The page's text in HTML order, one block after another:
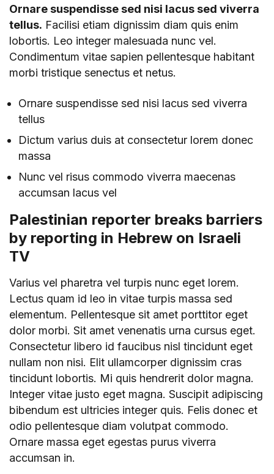
Ornare suspendisse sed nisi lacus sed viverra
tellus. Facilisi etiam dignissim diam quis enim
lobortis. Leo integer malesuada nunc vel.
Condimentum vitae sapien pellentesque habitant
morbi tristique senectus et netus.
Ornare suspendisse sed nisi lacus sed viverra
tellus
Dictum varius duis at consectetur lorem donec
massa
Nunc vel risus commodo viverra maecenas
accumsan lacus vel
Palestinian reporter breaks barriers
by reporting in Hebrew on Israeli
TV
Varius vel pharetra vel turpis nunc eget lorem.
Lectus quam id leo in vitae turpis massa sed
elementum. Pellentesque sit amet porttitor eget
dolor morbi. Sit amet venenatis urna cursus eget.
Consectetur libero id faucibus nisl tincidunt eget
nullam non nisi. Elit ullamcorper dignissim cras
tincidunt lobortis. Mi quis hendrerit dolor magna.
Integer vitae justo eget magna. Suscipit adipiscing
bibendum est ultricies integer quis. Felis donec et
odio pellentesque diam volutpat commodo.
Ornare massa eget egestas purus viverra
accumsan in.